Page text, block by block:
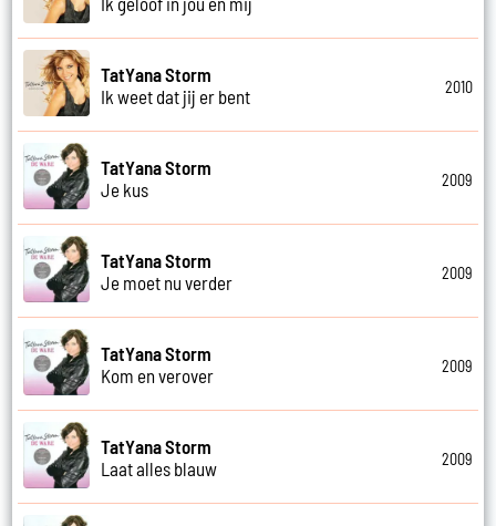
TatYana Storm
Ik weet dat jij er bent
2010
TatYana Storm
Je kus
2009
TatYana Storm
Je moet nu verder
2009
TatYana Storm
Kom en verover
2009
TatYana Storm
Laat alles blauw
2009